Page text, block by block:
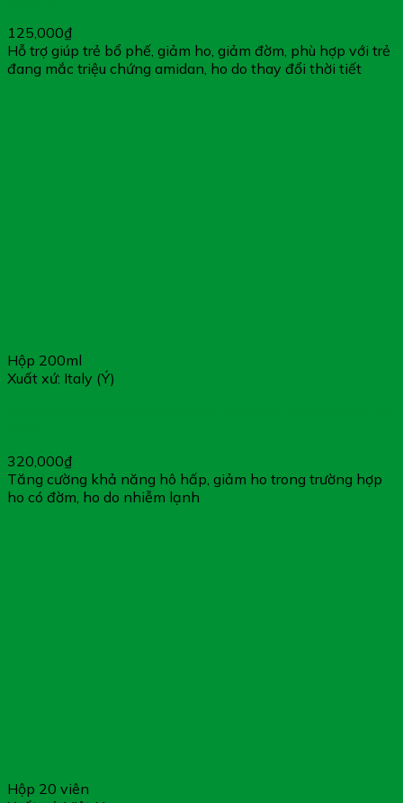
125,000₫
Hỗ trợ giúp trẻ bổ phế, giảm ho, giảm đờm, phù hợp với trẻ
đang mắc triệu chứng amidan, ho do thay đổi thời tiết
Hộp 200ml
Xuất xứ: Italy (Ý)
320,000₫
Tăng cường khả năng hô hấp, giảm ho trong trường hợp
ho có đờm, ho do nhiễm lạnh
Hộp 20 viên